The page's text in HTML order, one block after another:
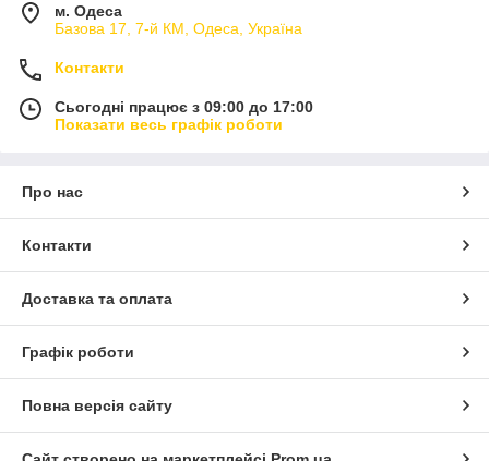
м. Одеса
Базова 17, 7-й КМ, Одеса, Україна
Контакти
Сьогодні працює з 09:00 до 17:00
Показати весь графік роботи
Про нас
Контакти
Доставка та оплата
Графік роботи
Повна версія сайту